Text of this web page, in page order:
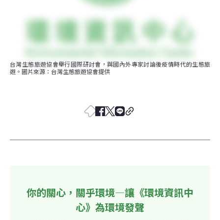
台灣生態旅遊協會舉行國際研討會，與國內外專家討論後疫情時代的生態旅
遊。圖片來源：台灣生態旅遊協會提供
你的關心，關乎環境—讓《環境資訊中
心》為環境發聲